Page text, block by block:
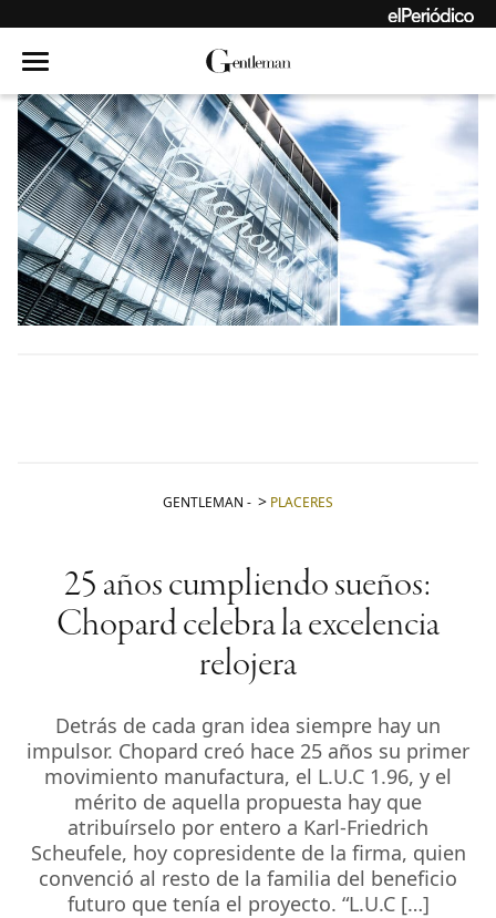
GENTLEMAN - PLACERES
25 años cumpliendo sueños:
Chopard celebra la excelencia
relojera
Detrás de cada gran idea siempre hay un
impulsor. Chopard creó hace 25 años su primer
movimiento manufactura, el L.U.C 1.96, y el
mérito de aquella propuesta hay que
atribuírselo por entero a Karl-Friedrich
Scheufele, hoy copresidente de la firma, quien
convenció al resto de la familia del beneficio
futuro que tenía el proyecto. “L.U.C […]